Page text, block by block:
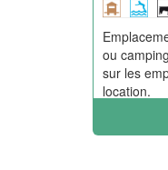
ou
sur les
location.